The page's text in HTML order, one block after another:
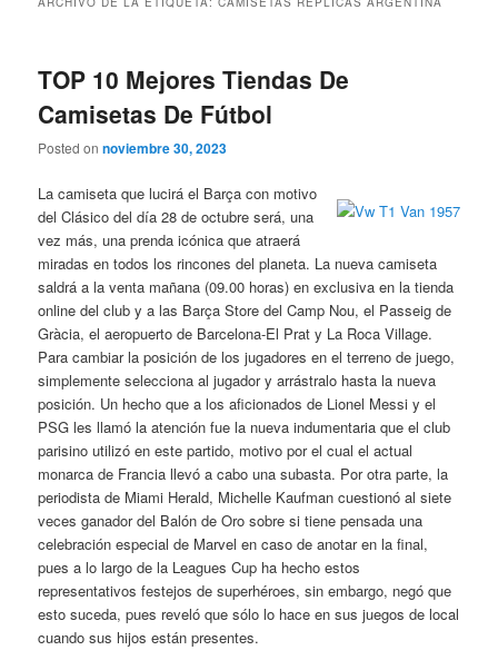
TOP 10 Mejores Tiendas De
Camisetas De Fútbol
Posted onnoviembre 30, 2023
La camiseta que lucirá el Barça con motivo
del Clásico del día 28 de octubre será, una
vez más, una prenda icónica que atraerá
miradas en todos los rincones del planeta. La nueva camiseta
saldrá a la venta mañana (09.00 horas) en exclusiva en la tienda
online del club y a las Barça Store del Camp Nou, el Passeig de
Gràcia, el aeropuerto de Barcelona-El Prat y La Roca Village.
Para cambiar la posición de los jugadores en el terreno de juego,
simplemente selecciona al jugador y arrástralo hasta la nueva
posición. Un hecho que a los aficionados de Lionel Messi y el
PSG les llamó la atención fue la nueva indumentaria que el club
parisino utilizó en este partido, motivo por el cual el actual
monarca de Francia llevó a cabo una subasta. Por otra parte, la
periodista de Miami Herald, Michelle Kaufman cuestionó al siete
veces ganador del Balón de Oro sobre si tiene pensada una
celebración especial de Marvel en caso de anotar en la final,
pues a lo largo de la Leagues Cup ha hecho estos
representativos festejos de superhéroes, sin embargo, negó que
esto suceda, pues reveló que sólo lo hace en sus juegos de local
cuando sus hijos están presentes.